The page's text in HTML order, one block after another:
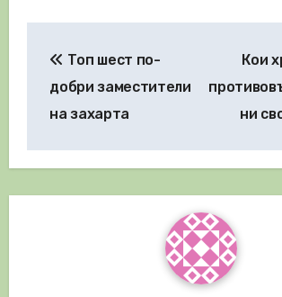
Топ шест по-
добри заместители
на захарта
Кои
ни